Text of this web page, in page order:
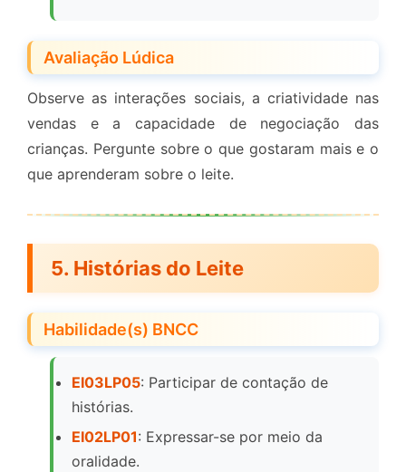
Avaliação Lúdica
Observe as interações sociais, a criatividade nas
vendas e a capacidade de negociação das
crianças. Pergunte sobre o que gostaram mais e o
que aprenderam sobre o leite.
5. Histórias do Leite
Habilidade(s) BNCC
EI03LP05: Participar de contação de
histórias.
EI02LP01: Expressar-se por meio da
oralidade.